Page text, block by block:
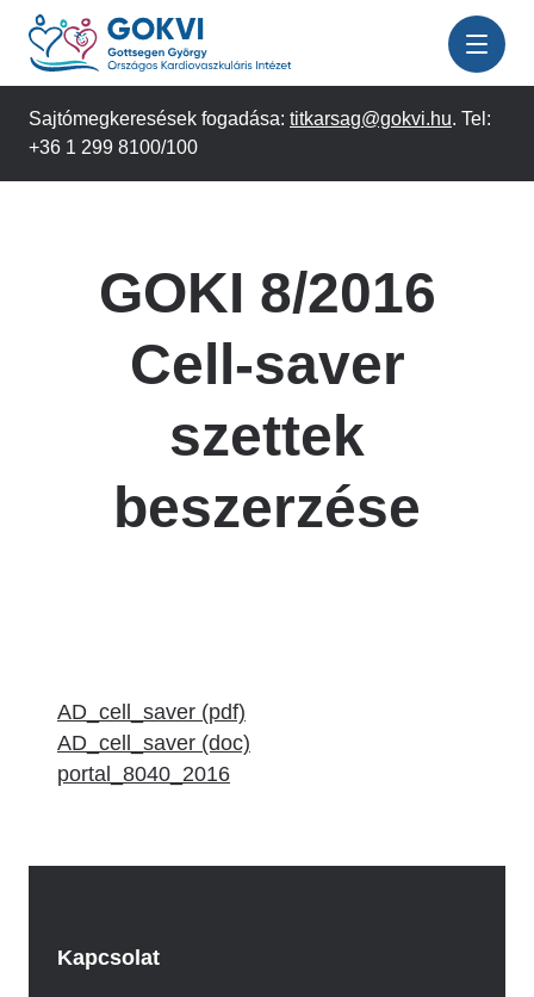
Ugrás
tartalomra
Sajtómegkeresések fogadása: titkarsag@gokvi.hu. Tel:
+36 1 299 8100/100
GOKI 8/2016
Cell-saver
szettek
beszerzése
AD_cell_saver (pdf)
AD_cell_saver (doc)
portal_8040_2016
Kapcsolat